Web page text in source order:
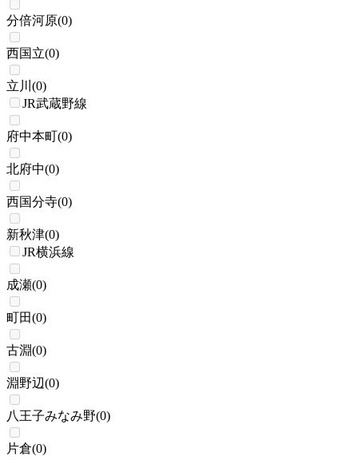
分倍河原(0)
西国立(0)
立川 (0)
JR武蔵野線
府中本町(0)
北府中(0)
西国分寺(0)
新秋津(0)
JR横浜線
成瀬(0)
町田(0)
古淵(0)
淵野辺(0)
八王子みなみ野(0)
片倉(0)